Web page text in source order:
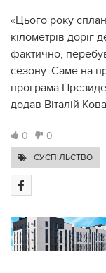
«Цього року
кілометрів доріг
фактично,
сезону. Саме на
програма
додав Віталій
0 0
СУСПІЛЬСТВО